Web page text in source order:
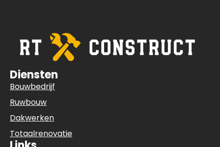
Diensten
Bouwbedrijf
Ruwbouw
Dakwerken
Totaalrenovatie